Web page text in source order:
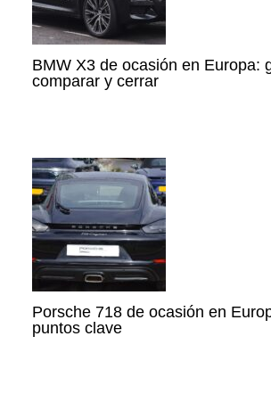
BMW X3 de ocasión en Europa:
comparar y cerrar
Porsche 718 de ocasión en
puntos clave